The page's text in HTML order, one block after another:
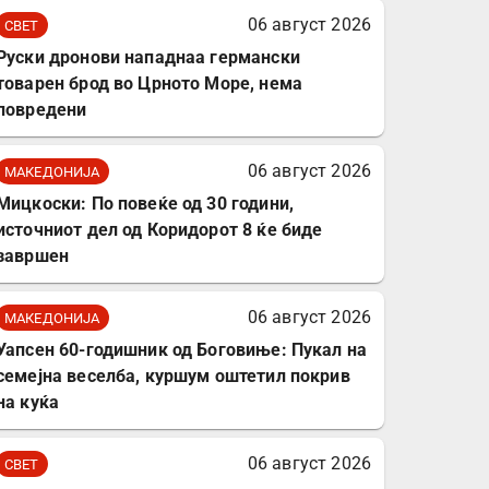
комплет за заштита на
СВЕТ
06 август 2026
дронови нападнаа германски
брод во Црното Море, нема
МАКЕДОНИЈА
06 август 2026
По повеќе од 30 години,
дел од Коридорот 8 ќе биде
МАКЕДОНИЈА
06 август 2026
60-годишник од Боговиње: Пукал на
веселба, куршум оштетил покрив
куќа
СВЕТ
06 август 2026